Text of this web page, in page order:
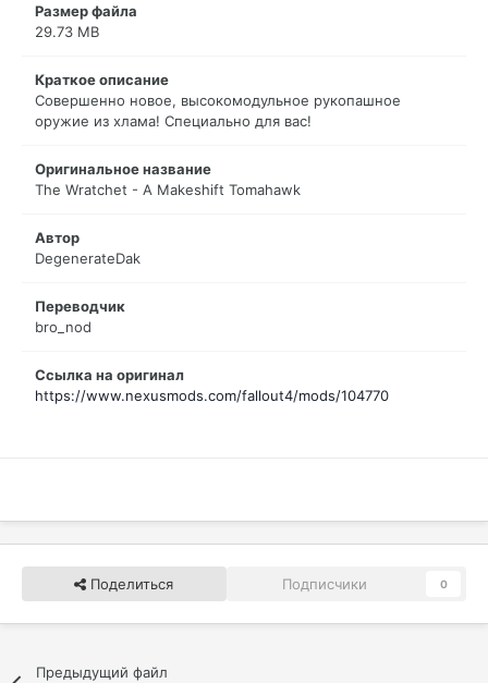
Размер файла
29.73 MB
Краткое описание
Совершенно новое, высокомодульное рукопашное
оружие из хлама! Специально для вас!
Оригинальное название
The Wratchet - A Makeshift Tomahawk
Автор
DegenerateDak
Переводчик
bro_nod
Ссылка на оригинал
https://www.nexusmods.com/fallout4/mods/104770
Поделиться Подписчики 0
Предыдущий файл